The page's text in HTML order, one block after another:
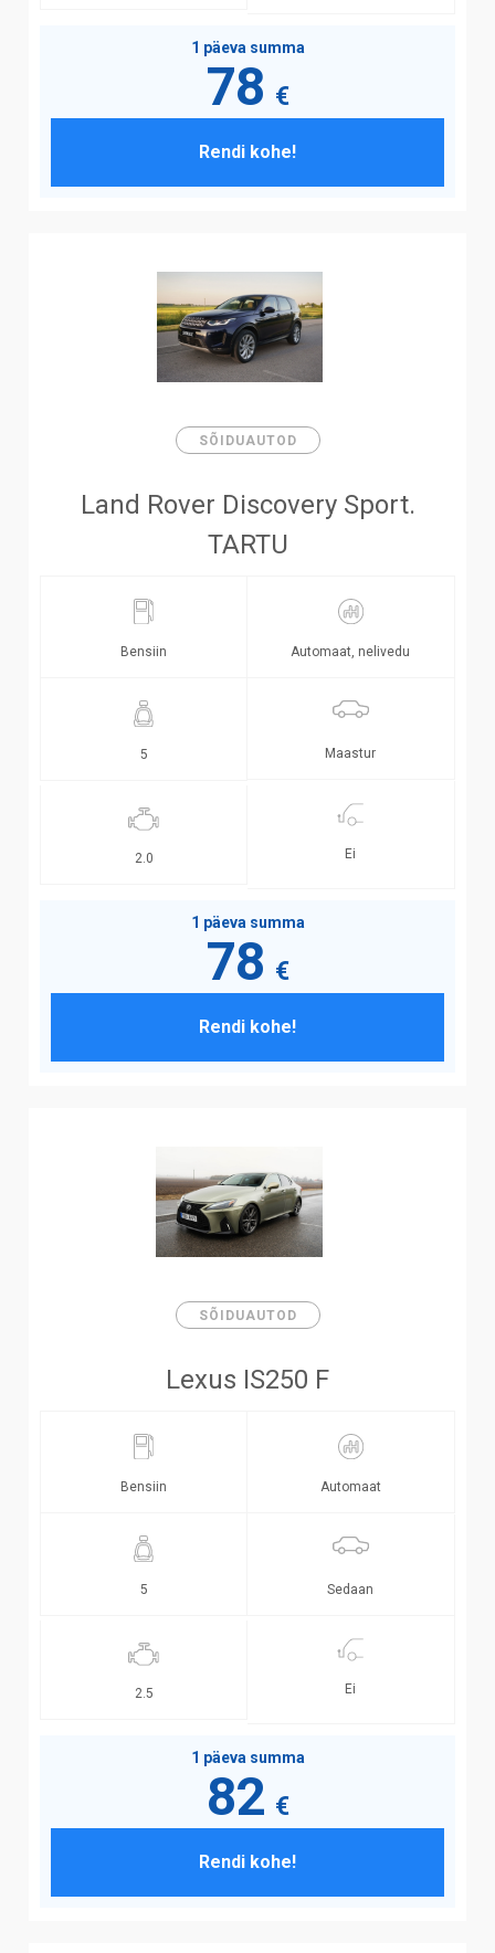
1 päeva summa
78 €
Rendi kohe!
SÕIDUAUTOD
Land Rover Discovery Sport.
TARTU
Bensiin Automaat, nelivedu
5 Maastur
2.0 Ei
1 päeva summa
78 €
Rendi kohe!
SÕIDUAUTOD
Lexus IS250 F
Bensiin Automaat
5 Sedaan
2.5 Ei
1 päeva summa
82 €
Rendi kohe!